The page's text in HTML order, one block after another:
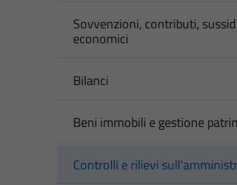
Sovvenzioni, contributi,
economici
Bilanci
Beni immobili e gestione
Controlli e rilievi